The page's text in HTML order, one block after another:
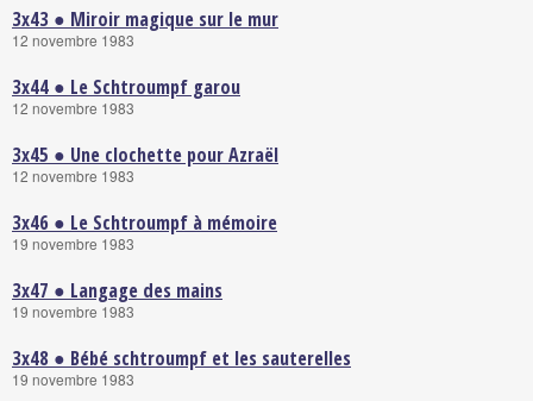
3x43 ● Miroir magique sur le mur
12 novembre 1983
3x44 ● Le Schtroumpf garou
12 novembre 1983
3x45 ● Une clochette pour Azraël
12 novembre 1983
3x46 ● Le Schtroumpf à mémoire
19 novembre 1983
3x47 ● Langage des mains
19 novembre 1983
3x48 ● Bébé schtroumpf et les sauterelles
19 novembre 1983